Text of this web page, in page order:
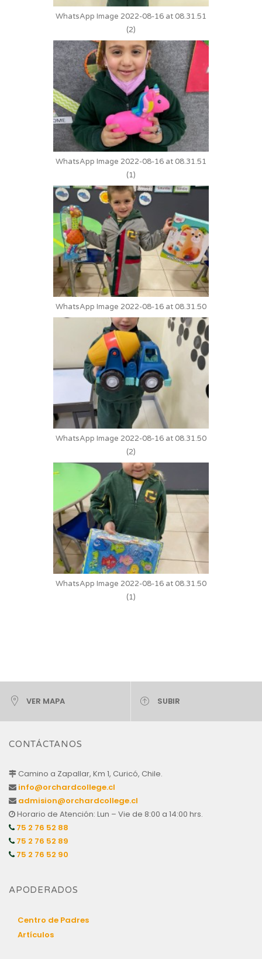
WhatsApp Image 2022-08-16 at 08.31.51
(2)
WhatsApp Image 2022-08-16 at 08.31.51
(1)
WhatsApp Image 2022-08-16 at 08.31.50
WhatsApp Image 2022-08-16 at 08.31.50
(2)
WhatsApp Image 2022-08-16 at 08.31.50
(1)
VER MAPA SUBIR
CONTÁCTANOS
Camino a Zapallar, Km 1, Curicó, Chile.
info@orchardcollege.cl
admision@orchardcollege.cl
Horario de Atención: Lun – Vie de 8:00 a 14:00 hrs.
75 2 76 52 88
75 2 76 52 89
75 2 76 52 90
APODERADOS
Centro de Padres
Artículos